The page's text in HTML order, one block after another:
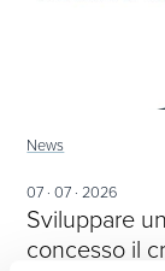
News
07 · 07 · 2026
Sviluppare
concesso il